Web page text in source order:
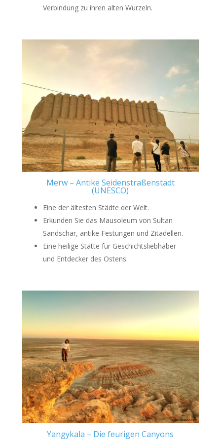
Verbindung zu ihren alten Wurzeln.
Merw – Antike Seidenstraßenstadt
(UNESCO)
Eine der ältesten Städte der Welt.
Erkunden Sie das Mausoleum von Sultan
Sandschar, antike Festungen und Zitadellen.
Eine heilige Stätte für Geschichtsliebhaber
und Entdecker des Ostens.
Yangykala – Die feurigen Canyons